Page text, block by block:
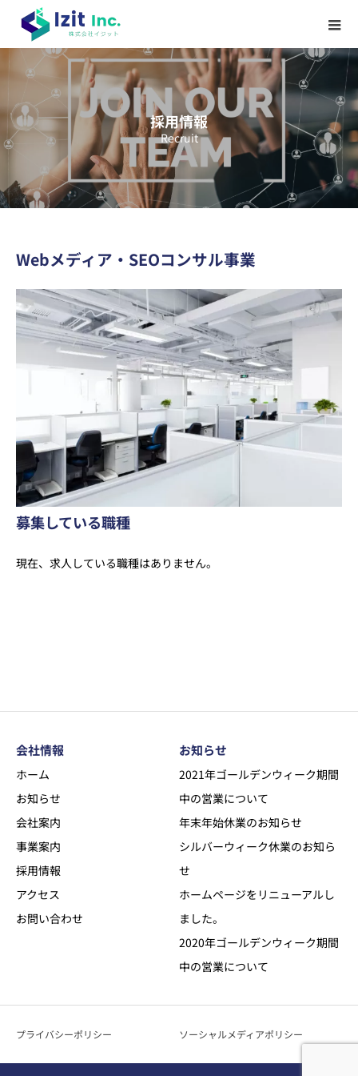
採用情報
Recruit
Webメディア・SEOコンサル事業
募集している職種
現在、求人している職種はありません。
会社情報
ホーム
お知らせ
会社案内
事業案内
採用情報
アクセス
お問い合わせ
お知らせ
2021年ゴールデンウィーク期間
中の営業について
年末年始休業のお知らせ
シルバーウィーク休業のお知ら
せ
ホームページをリニューアルし
ました。
2020年ゴールデンウィーク期間
中の営業について
プライバシーポリシー ソーシャルメディアポリシー